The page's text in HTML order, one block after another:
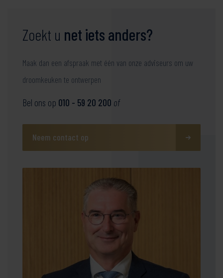
Zoekt u net iets anders?
Maak dan een afspraak met één van onze adviseurs om uw
droomkeuken te ontwerpen
Bel ons op 010 - 59 20 200 of
Neem contact op